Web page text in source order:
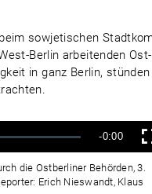
sowjetischen
Berlin arbeitenden
in ganz Berlin,
Zeit
-0:00
die Ostberliner Behörden, 3.
Erich Nieswandt, Klaus